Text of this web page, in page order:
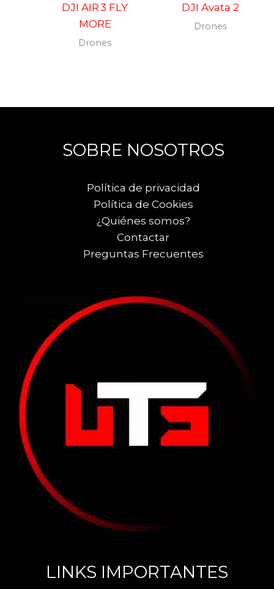
DJI AIR 3 FLY
MORE
Drones
DJI Avata 2
Drones
SOBRE NOSOTROS
Política de privacidad
Política de Cookies
¿Quiénes somos?
Contactar
Preguntas Frecuentes
LINKS IMPORTANTES